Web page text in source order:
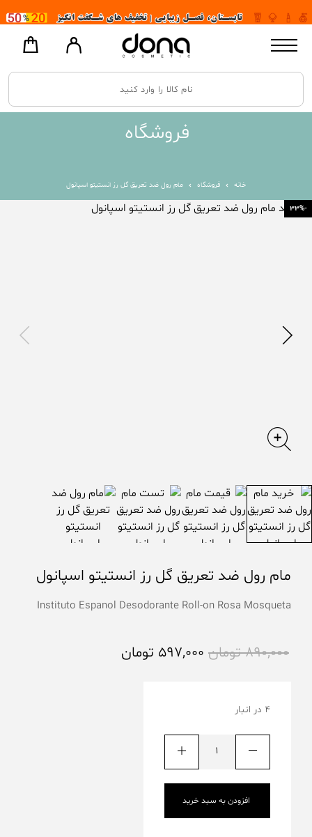
فروشگاه
خانه فروشگاه مام رول ضد تعریق گل رز انستیتو اسپانول
-33%
مام رول ضد تعریق گل رز انستیتو اسپانول
Instituto Espanol Desodorante Roll-on Rosa Mosqueta
890,000 تومان 597,000 تومان
4 در انبار
افزودن به سبد خرید